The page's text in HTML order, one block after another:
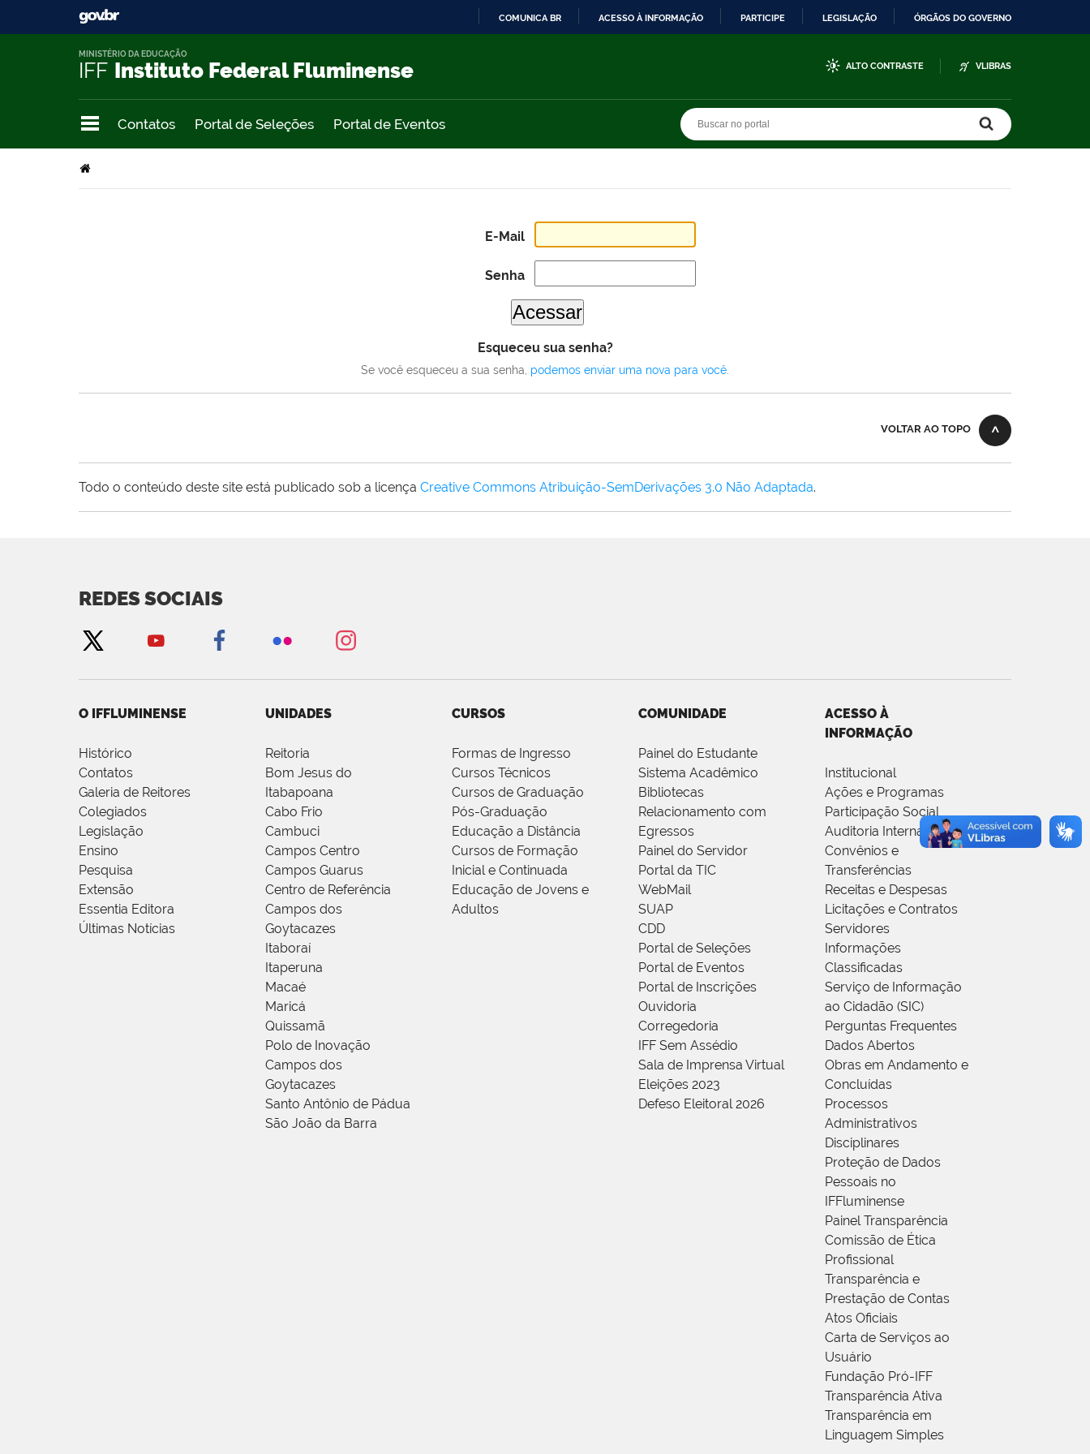
COMUNICA BR ACESSO À INFORMAÇÃO PARTICIPE LEGISLAÇÃO ÓRGÃOS DO GOVERNO
IFF Instituto Federal Fluminense
MINISTÉRIO DA EDUCAÇÃO
ALTO CONTRASTE VLIBRAS
Contatos Portal de Seleções Portal de Eventos
E-Mail
Senha
Esqueceu sua senha?
Se você esqueceu a sua senha, podemos enviar uma nova para você
VOLTAR AO TOPO
Todo o conteúdo deste site está publicado sob a licença Creative Commons Atribuição-SemDerivações 3.0 Não Adaptada.
REDES SOCIAIS
O IFFLUMINENSE
Histórico
Contatos
Galeria de Reitores
Colegiados
Legislação
Ensino
Pesquisa
Extensão
Essentia Editora
Últimas Notícias
UNIDADES
Reitoria
Bom Jesus do
Itabapoana
Cabo Frio
Cambuci
Campos Centro
Campos Guarus
Centro de Referência
Campos dos
Goytacazes
Itaboraí
Itaperuna
Macaé
Maricá
Quissamã
Polo de Inovação
Campos dos
Goytacazes
Santo Antônio de Pádua
São João da Barra
CURSOS
Formas de Ingresso
Cursos Técnicos
Cursos de Graduação
Pós-Graduação
Educação a Distância
Cursos de Formação
Inicial e Continuada
Educação de Jovens e
Adultos
COMUNIDADE
Painel do Estudante
Sistema Acadêmico
Bibliotecas
Relacionamento com
Egressos
Painel do Servidor
Portal da TIC
WebMail
SUAP
CDD
Portal de Seleções
Portal de Eventos
Portal de Inscrições
Ouvidoria
Corregedoria
IFF Sem Assédio
Sala de Imprensa Virtual
Eleições 2023
Defeso Eleitoral 2026
ACESSO À
INFORMAÇÃO
Institucional
Ações e Programas
Participação Social
Auditoria Interna
Convênios e
Transferências
Receitas e Despesas
Licitações e Contratos
Servidores
Informações
Classificadas
Serviço de Informação
ao Cidadão (SIC)
Perguntas Frequentes
Dados Abertos
Obras em Andamento e
Concluídas
Processos
Administrativos
Disciplinares
Proteção de Dados
Pessoais no
IFFluminense
Painel Transparência
Comissão de Ética
Profissional
Transparência e
Prestação de Contas
Atos Oficiais
Carta de Serviços ao
Usuário
Fundação Pró-IFF
Transparência Ativa
Transparência em
Linguagem Simples